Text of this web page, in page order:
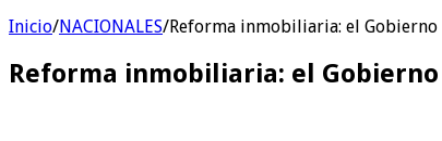
Inicio/NACIONALES/Reforma inmobiliaria: el
Reforma inmobiliaria: el